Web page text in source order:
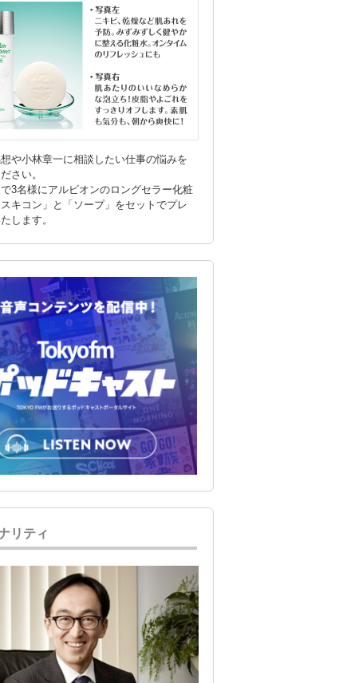
や小林章一に相談したい仕事の悩みを
さい。
3名様にアルビオンのロングセラー化粧
キコン」と「ソープ」をセットでプレ
します。
リティ